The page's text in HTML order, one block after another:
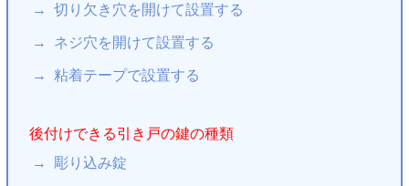
切り欠き穴を開けて設置する
ネジ穴を開けて設置する
粘着テープで設置する
後付けできる引き戸の鍵の種類
彫り込み錠